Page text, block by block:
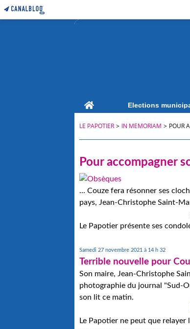
Home Elections
LE PAPOTIER > IN MEMORIAM > POUR
Pour accompagner
... Couze fera résonner ses
pays, Jean-Christophe Saint-
Le Papotier présente ses
Samedi 27 novembre 2021 à 14 h 32
Terrible nouvelle pour
Son maire, Jean-Christophe
photographie du journal "Sud-
son lit ce matin.
Le Papotier ne peut que